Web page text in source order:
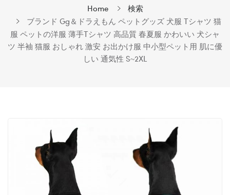
Home
検索
ブランド Gg＆ドラえもん ペットグッズ 犬服 Tシャツ 猫
服 ペットの洋服 薄手tシャツ 高品質 春夏服 かわいい 犬シャ
ツ 半袖 猫服 おしゃれ 激安 お出かけ服 中小型ペット用 肌に優
しい 通気性 S~2XL